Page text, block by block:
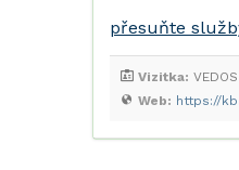
přesuňte
Web: https://
Vizitka: